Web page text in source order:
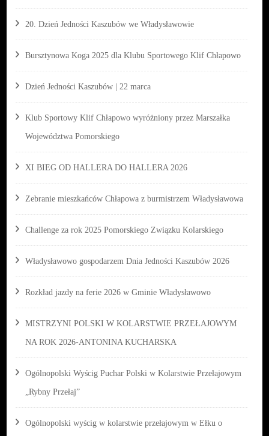
20. Dzień Jedności Kaszubów we Władysławowie
Bursztynowa Koga 2025 dla Klubu Sportowego Klif Chłapowo
Dzień Jedności Kaszubów | 22 marca
Klub Sportowy Klif Chłapowo wyróżniony przez Marszałka
Województwa Pomorskiego
XI BIEG OD HALLERA DO HALLERA 2026
Zebranie mieszkańców Chłapowa z burmistrzem Władysławowa
Challenge za rok 2025 Pomorskiego Związku Kolarskiego
Władysławowo gospodarzem Dnia Jedności Kaszubów 2026
Rozkład jazdy na ferie 2026 w Gminie Władysławowo
MISTRZYNI POLSKI W KOLARSTWIE PRZEŁAJOWYM
NA ROK 2026-ANTONINA KUCHARSKA
Ogólnopolski Wyścig Puchar Polski w Kolarstwie Przełajowym
„Rybny Przełaj”
Ogólnopolski wyścig w kolarstwie przełajowym w Ełku o